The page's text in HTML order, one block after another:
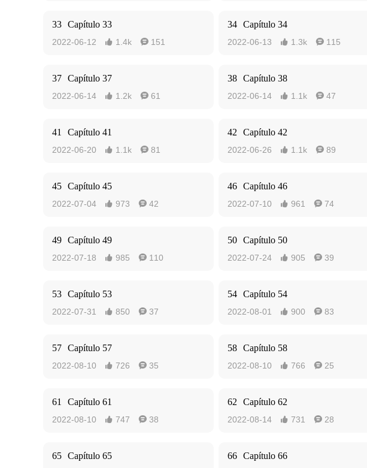
33 Capítulo 33
2022-06-12  1.4k  151
34 Capítulo 34
2022-06-13  1.3k  115
37 Capítulo 37
2022-06-14  1.2k  61
38 Capítulo 38
2022-06-14  1.1k  47
41 Capítulo 41
2022-06-20  1.1k  81
42 Capítulo 42
2022-06-26  1.1k  89
45 Capítulo 45
2022-07-04  973  42
46 Capítulo 46
2022-07-10  961  74
49 Capítulo 49
2022-07-18  985  110
50 Capítulo 50
2022-07-24  905  39
53 Capítulo 53
2022-07-31  850  37
54 Capítulo 54
2022-08-01  900  83
57 Capítulo 57
2022-08-10  726  35
58 Capítulo 58
2022-08-10  766  25
61 Capítulo 61
2022-08-10  747  38
62 Capítulo 62
2022-08-14  731  28
65 Capítulo 65 66 Capítulo 66